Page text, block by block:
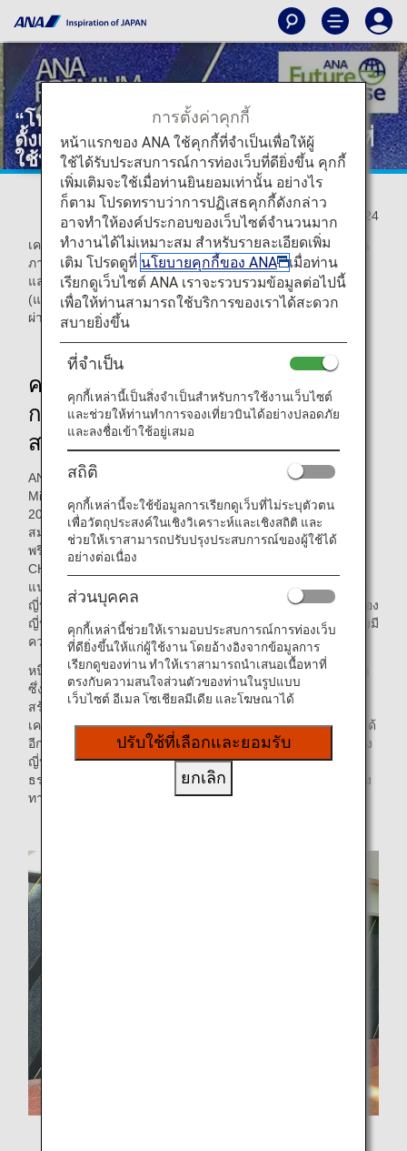
“โทบัน” (Toban) ปูนปลาสเตอร์ญี่ปุ่นแบบ
ดั้งเดิมที่ทำจากภาชนะรับประทานอาหารที่
ใช้บนเครื่องบิน
2025/1/24
เคาน์เตอร์เช็คอินพิเศษสำหรับสมาชิกระดับพรีเมียมเพื่อเที่ยวบิน
ภายในประเทศที่สนามบินฮาเนดะได้รับการปรับปรุงใหม่แล้ว
และมีการใช้ปูนปลาสเตอร์แบบดั้งเดิมของญี่ปุ่น หรือ “โทบัน”
(แผงเซรามิก) ที่ทำจากภาชนะรับประทานอาหารบนเที่ยวบินที่
ผ่านการรีไซเคิล เพื่อประดับด้านหน้าของอาคารต้อนรับลูกค้า
ความงดงามแบบญี่ปุ่นดั้งเดิม x
การนำขยะกลับมาใช้ใหม่อย่าง
สร้างสรรค์
ANA SUITE CHECK-IN สำหรับสมาชิก Diamond ของ ANA
Mileage Club จะได้รับการปรับปรุงใหม่ตั้งแต่วันที่ 2 ธันวาคม
2024 ตามด้วย ANA PREMIUM CHECK-IN ฝั่งทิศเหนือสำหรับ
สมาชิกพรีเมียมของ ANA Mileage Club และผู้โดยสารชั้น
พรีเมียมในวันที่ 18 ธันวาคม การปรับปรุง ANA PREMIUM
CHECK-IN ฝั่งทิศใต้จะเสร็จสิ้นในช่วงฤดูร้อนปี 2025 หนึ่งใน
แนวคิดการออกแบบสำหรับการปรับปรุงนี้คือ “ความงดงามแบบ
ญี่ปุ่นดั้งเดิม” การออกแบบที่ไม่เหมือนใคร ซึ่งเกิดจากงานฝีมือของ
ญี่ปุ่นและการฉาบปูนแบบดั้งเดิมโดยช่างฝีมือทำให้โซนพรีเมียมมี
ความพิเศษขึ้น
หนึ่งในลักษณะที่สะดุดตาที่สุด คือส่วนหน้าที่ทำจากแผงเซรามิก
ซึ่งแต่ละแผงจะถูกเผาด้วยมือของช่างฝีมือ แผงเซรามิกเหล่านี้
สร้างขึ้นจากการนำภาชนะรับประทานอาหารบางส่วนที่ใช้บน
เครื่องบินกลับมาใช้ใหม่ ภาชนะเหล่านี้เป็นภาชนะที่ใช้งานไม่ได้
อีกต่อไปและจำเป็นต้องทิ้ง โดยการสร้างจะใช้เทคนิคดั้งเดิมของ
ญี่ปุ่น นอกจากนี้ เพื่อคำนึงถึงสิ่งแวดล้อม มีการใช้ไลโนเลียม
ธรรมชาติมาเป็นวัสดุปูพื้นให้กับห้องต้อนรับ โดยวัสดุนี้เป็นกลาง
ทางคาร์บอนในกระบวนการผลิต
การตั้งค่าคุกกี้
หน้าแรกของ ANA ใช้คุกกี้ที่จำเป็นเพื่อให้ผู้
ใช้ได้รับประสบการณ์การท่องเว็บที่ดียิ่งขึ้น คุกกี้
เพิ่มเติมจะใช้เมื่อท่านยินยอมเท่านั้น อย่างไร
ก็ตาม โปรดทราบว่าการปฏิเสธคุกกี้ดังกล่าว
อาจทำให้องค์ประกอบของเว็บไซต์จำนวนมาก
ทำงานได้ไม่เหมาะสม สำหรับรายละเอียดเพิ่ม
เติม โปรดดูที่ นโยบายคุกกี้ของ ANA
เมื่อท่าน
เรียกดูเว็บไซต์ ANA เราจะรวบรวมข้อมูลต่อไปนี้
เพื่อให้ท่านสามารถใช้บริการของเราได้สะดวก
สบายยิ่งขึ้น
ที่จำเป็น
คุกกี้เหล่านี้เป็นสิ่งจำเป็นสำหรับการใช้งานเว็บไซต์
และช่วยให้ท่านทำการจองเที่ยวบินได้อย่างปลอดภัย
และลงชื่อเข้าใช้อยู่เสมอ
สถิติ
คุกกี้เหล่านี้จะใช้ข้อมูลการเรียกดูเว็บที่ไม่ระบุตัวตน
เพื่อวัตถุประสงค์ในเชิงวิเคราะห์และเชิงสถิติ และ
ช่วยให้เราสามารถปรับปรุงประสบการณ์ของผู้ใช้ได้
อย่างต่อเนื่อง
ส่วนบุคคล
คุกกี้เหล่านี้ช่วยให้เรามอบประสบการณ์การท่องเว็บ
ที่ดียิ่งขึ้นให้แก่ผู้ใช้งาน โดยอ้างอิงจากข้อมูลการ
เรียกดูของท่าน ทำให้เราสามารถนำเสนอเนื้อหาที่
ตรงกับความสนใจส่วนตัวของท่านในรูปแบบ
เว็บไซต์ อีเมล โซเชียลมีเดีย และโฆษณาได้
ปรับใช้ที่เลือกและยอมรับ
ยกเลิก